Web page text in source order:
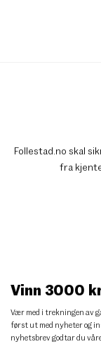
Follestad.no skal
fra
Vinn 3000
Vær med i trekningen av
først ut med nyheter og
nyhetsbrev godtar du